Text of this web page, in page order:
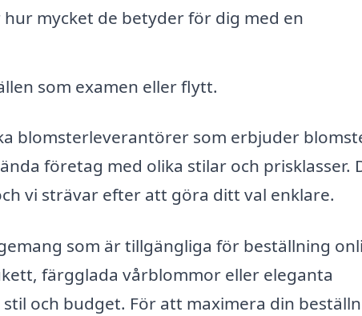
mycket de betyder för dig med en
som examen eller flytt.
blomsterleverantörer som erbjuder
företag med olika stilar och prisklasser.
vi strävar efter att göra ditt val enklare.
som är tillgängliga för beställning
färgglada vårblommor eller eleganta
och budget. För att maximera din